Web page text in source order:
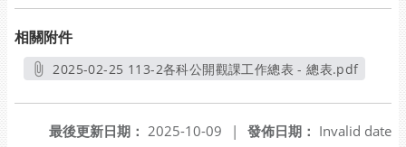
相關附件
2025-02-25 113-2各科公開觀課工作總表 - 總表.pdf
發佈日期： Invalid date
最後更新日期： 2025-10-09
|